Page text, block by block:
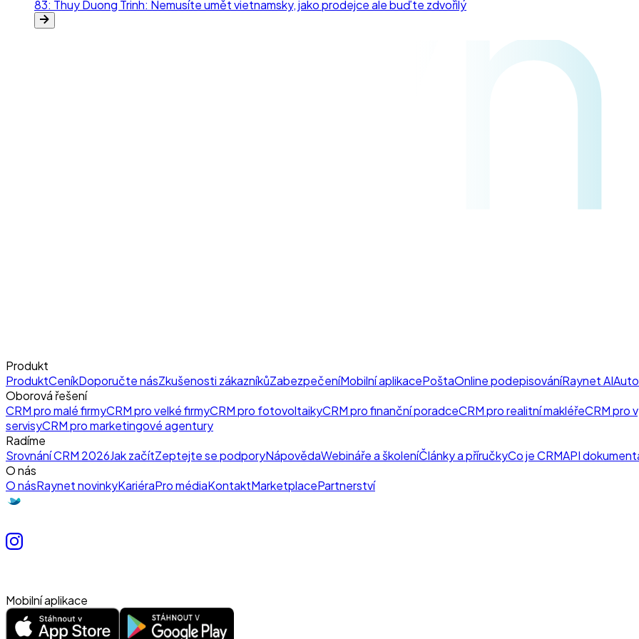
83: Thuy Duong Trinh: Nemusíte umět vietnamsky, jako prodejce ale buďte zdvořilý
Produkt
ProduktCeníkDoporučte násZkušenosti zákazníkůZabezpečeníMobilní aplikacePoštaOnline podepisováníRaynet AI
Oborová řešení
CRM pro malé firmyCRM pro velké firmyCRM pro fotovoltaikyCRM pro finanční poradceCRM pro realitní makléřeCRM pro
servisyCRM pro marketingové agentury
Radíme
Srovnání CRM 2026Jak začítZeptejte se podporyNápovědaWebináře a školeníČlánky a příručkyCo je CRMAPI
O nás
O násRaynet novinkyKariéraPro médiaKontaktMarketplacePartnerství
Mobilní aplikace